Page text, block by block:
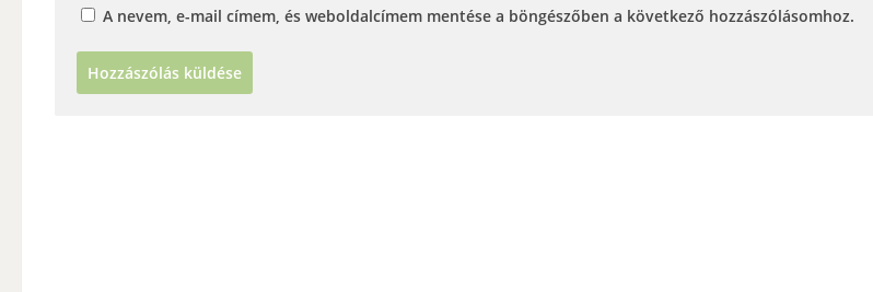
A nevem, e-mail címem, és weboldalcímem mentése a böngészőben a következő hozzászólásomhoz.